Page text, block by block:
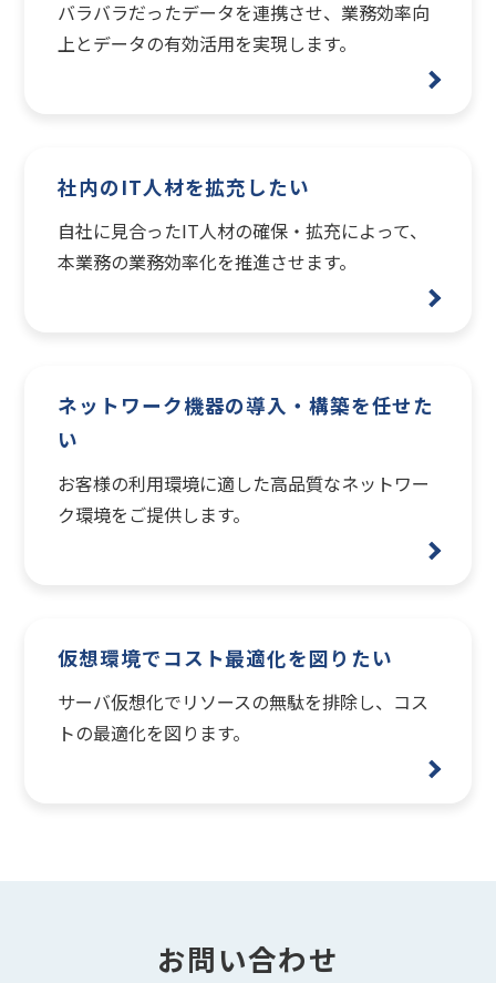
バラバラだったデータを連携させ、業務効率向
上とデータの有効活用を実現します。
社内のIT人材を拡充したい
自社に見合ったIT人材の確保・拡充によって、
本業務の業務効率化を推進させます。
ネットワーク機器の導入・構築を任せた
い
お客様の利用環境に適した高品質なネットワー
ク環境をご提供します。
仮想環境でコスト最適化を図りたい
サーバ仮想化でリソースの無駄を排除し、コス
トの最適化を図ります。
お問い合わせ